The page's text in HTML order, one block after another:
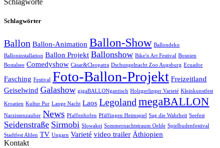
Schlagworte
Schlagwörter
Ballon Ballon-Animation Ballon-Show Ballondeko
Balloninstallation Ballon Projekt Ballonshow Bike'n Art Festival Bosnien
Bostalsee Comedyshow Cäsar&Cleopatra Dschungelnacht Zoo Augsburg Ecuador
Fasching Festival Foto-Ballon-Projekt Freizeitland
Geiselwind Galashow gigaBALLONgantisch Holzgerlinger Varieté Kleinkunstfest
Kroatien Kultur Pur Lange Nacht Laos LegolandmegaBALLON
Narzissenzauber News Pfaffenhofen Pfäffingen Heimspiel Sag die Wahrheit Seefest
Seidenstraße Sirmobi Slowakei Sommernachtstraum Oelde Spielbudenfestival
Stadtfest Ahlen TV Ungarn Varieté video trailer Äthiopien
Kontakt